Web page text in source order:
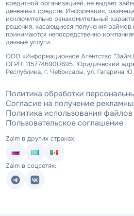
кредитной организацией, не выдает
денежных средств. Информация,
исключительно ознакомительный
решения, касающиеся получения займов
принимаются непосредственно
данные услуги.
ООО «Информационное Агентство
ОГРН: 1157746900695. Юридический
Республика, г. Чебоксары, ул. Гагарина
Политика обработки
Согласие на получение
Политика использования
Пользовательское соглашение
Zaim в других странах:
Zaim в соцсетях: